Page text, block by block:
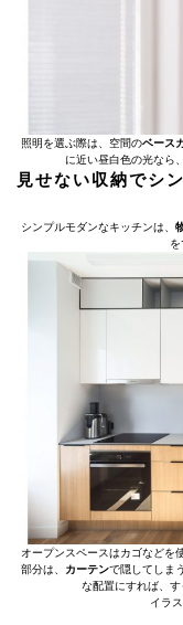
照明を選ぶ際は、空間のベース
に近い昼白色の光なら
見せない収納でシ
シンプルモダンなキッチンは、
を
オープンスペースはカゴなどを
部分は、 カーテンで隠してしま
な配置にすれば、す
イラ